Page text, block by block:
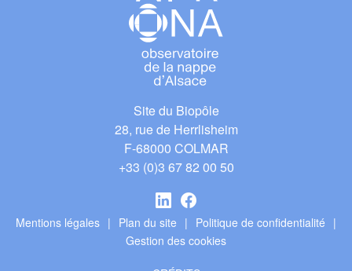
Site du Biopôle
28, rue de Herrlisheim
F-68000 COLMAR
+33 (0)3 67 82 00 50
LinkedinFacebook
Mentions légales Plan du site
Politique de confidentialité
Gestion des cookies